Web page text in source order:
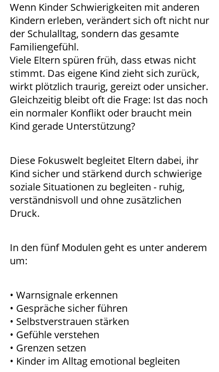
Wenn Kinder Schwierigkeiten mit anderen
Kindern erleben, verändert sich oft nicht nur
der Schulalltag, sondern das gesamte
Familiengefühl.
Viele Eltern spüren früh, dass etwas nicht
stimmt. Das eigene Kind zieht sich zurück,
wirkt plötzlich traurig, gereizt oder unsicher.
Gleichzeitig bleibt oft die Frage: Ist das noch
ein normaler Konflikt oder braucht mein
Kind gerade Unterstützung?
Diese Fokuswelt begleitet Eltern dabei, ihr
Kind sicher und stärkend durch schwierige
soziale Situationen zu begleiten - ruhig,
verständnisvoll und ohne zusätzlichen
Druck.
In den fünf Modulen geht es unter anderem
um:
• Warnsignale erkennen
• Gespräche sicher führen
• Selbstverstrauen stärken
• Gefühle verstehen
• Grenzen setzen
• Kinder im Alltag emotional begleiten